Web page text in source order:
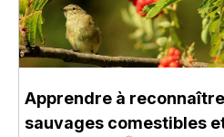
Apprendre à
sauvages comestibles